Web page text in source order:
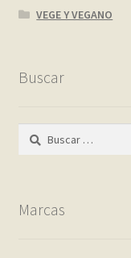
VEGE Y VEGANO
Buscar
Buscar:
Marcas